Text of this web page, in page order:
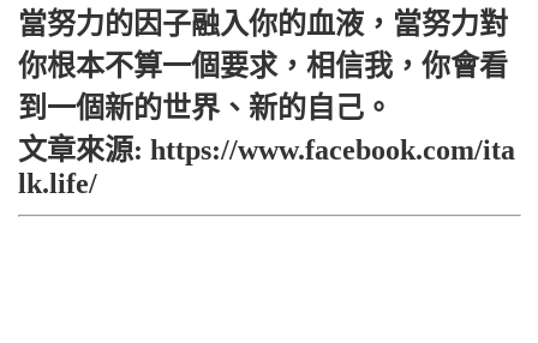
當努力的因子融入你的血液，當努力對
你根本不算一個要求，相信我，你會看
到一個新的世界、新的自己。
文章來源: https://www.facebook.com/ita
lk.life/